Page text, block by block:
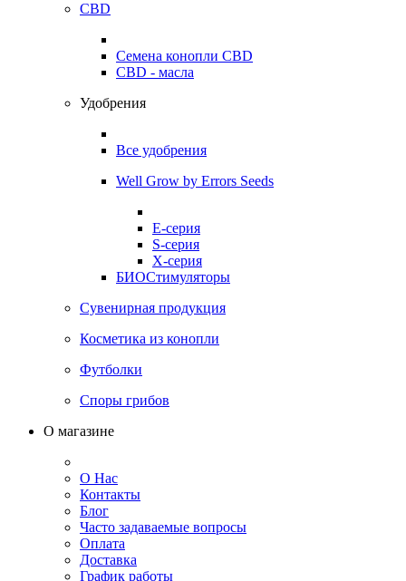
CBD
Семена конопли CBD
CBD - масла
Удобрения
Все удобрения
Well Grow by Errors Seeds
E-серия
S-серия
X-серия
БИОСтимуляторы
Сувенирная продукция
Косметика из конопли
Футболки
Споры грибов
О магазине
О Нас
Контакты
Блог
Часто задаваемые вопросы
Оплата
Доставка
График работы